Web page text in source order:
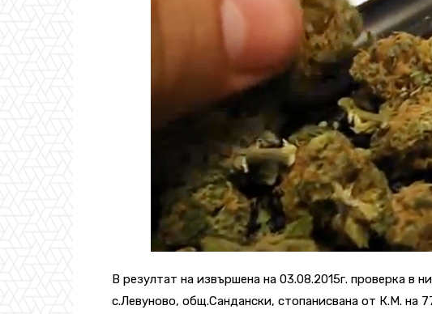
В резултат на извършена на 03.08.2015г. проверка в
с.Левуново, общ.Сандански, стопанисвана от К.М. на